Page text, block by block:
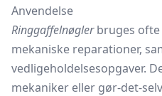
Anvendelse
Ringgaffelnøglerbruges ofte
mekaniske reparationer,
vedligeholdelsesopgaver.
mekaniker eller gør-det-